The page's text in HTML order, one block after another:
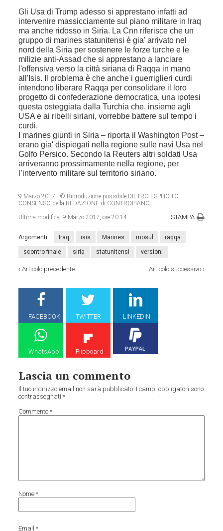
Gli Usa di Trump adesso si apprestano infatti ad
intervenire massicciamente sul piano militare in Iraq
ma anche ridosso in Siria. La Cnn riferisce che un
gruppo di marines statunitensi è gia' arrivato nel
nord della Siria per sostenere le forze turche e le
milizie anti-Assad che si apprestano a lanciare
l'offensiva verso la città siriana di Raqqa in mano
all'Isis. Il problema è che anche i guerriglieri curdi
intendono liberare Raqqa per consolidare il loro
progetto di confederazione democratica, una ipotesi
questa osteggiata dalla Turchia che, insieme agli
USA e ai ribelli siriani, vorrebbe battere sul tempo i
curdi.
I marines giunti in Siria – riporta il Washington Post –
erano gia' dispiegati nella regione sulle navi Usa nel
Golfo Persico. Secondo la Reuters altri soldati Usa
arriveranno prossimamente nella regione, per
l’intervento militare sul territorio siriano.
9 Marzo 2017 - © Riproduzione possibile DIETRO ESPLICITO
CONSENSO della REDAZIONE di CONTROPIANO
Ultima modifica:9 Marzo 2017, ore 20:14 STAMPA
Argomenti: Iraq isis Marines mosul raqqa
scontro finale siria statunitensi versioni
‹Articolo precedente Articolo successivo›
FACEBOOK TWITTER LINKEDIN
WhatsApp Flipboard
Lascia un commento
Il tuo indirizzo email non sarà pubblicato. I campi obbligatori sono
contrassegnati*
Commento*
Nome*
Email*